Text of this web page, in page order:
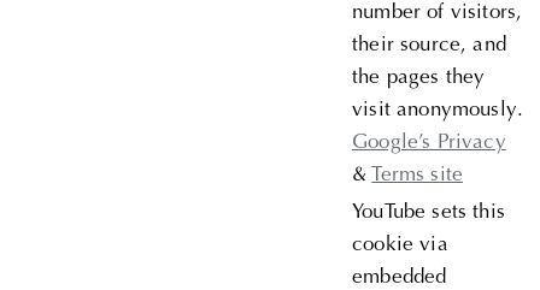
number of visitors,
their source, and
the pages they
visit anonymously.
Google’s Privacy
& Terms site
YouTube sets this
cookie via
embedded